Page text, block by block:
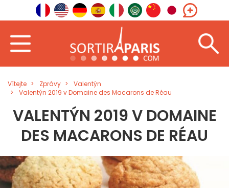
Vítejte Zprávy
Valentýn
Valentýn 2019 v Domaine des Macarons de Réau
VALENTÝN 2019 V DOMAINE
DES MACARONS DE RÉAU